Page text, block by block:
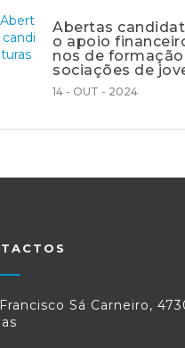
Abertas
o apoio
nos de formação
sociações de
14 - OUT - 2024
Sá Carneiro,